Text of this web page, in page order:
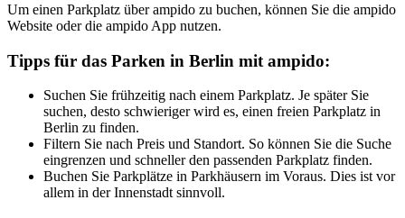
Um einen Parkplatz über ampido zu buchen, können Sie die ampido
Website oder die ampido App nutzen.
Tipps für das Parken in Berlin mit ampido:
Suchen Sie frühzeitig nach einem Parkplatz. Je später Sie
suchen, desto schwieriger wird es, einen freien Parkplatz in
Berlin zu finden.
Filtern Sie nach Preis und Standort. So können Sie die Suche
eingrenzen und schneller den passenden Parkplatz finden.
Buchen Sie Parkplätze in Parkhäusern im Voraus. Dies ist vor
allem in der Innenstadt sinnvoll.